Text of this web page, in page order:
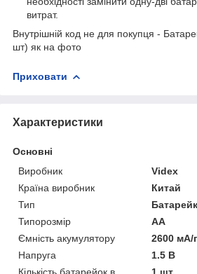
витрат.
Внутрішній код не для покупця -
шт) як на фото
Приховати
Характеристики
Основні
Виробник
Videx
Країна виробник
Китай
Тип
Типорозмір
AA
Ємність акумулятору
2600 мА/
Напруга
1.5 В
Кількість батарейок в
1 шт.